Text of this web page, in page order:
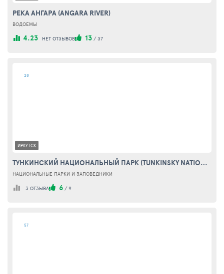
РЕКА АНГАРА (ANGARA RIVER)
ВОДОЕМЫ
4.23 НЕТ ОТЗЫВОВ 13 / 37
28
ИРКУТСК
ТУНКИНСКИЙ НАЦИОНАЛЬНЫЙ ПАРК (TUNKINSKY NATIONAL PARK)
НАЦИОНАЛЬНЫЕ ПАРКИ И ЗАПОВЕДНИКИ
3 ОТЗЫВА 6 / 9
57